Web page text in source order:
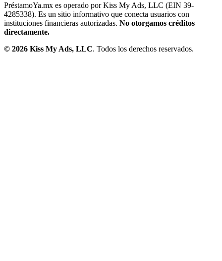
PréstamoYa.mx es operado por Kiss My Ads, LLC (EIN 39-
4285338). Es un sitio informativo que conecta usuarios con
instituciones financieras autorizadas. No otorgamos créditos
directamente.
© 2026 Kiss My Ads, LLC. Todos los derechos reservados.